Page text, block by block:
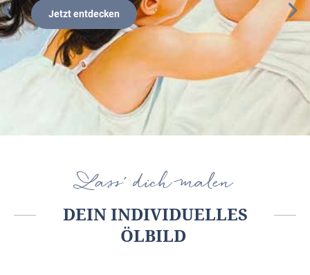
Jetzt entdecken
Lass' dich malen
DEIN INDIVIDUELLES
ÖLBILD
Sonstige Inaktiv
Chat Inaktiv